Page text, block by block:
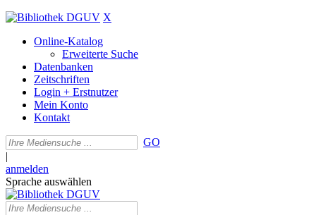
X
Online-Katalog
Erweiterte Suche
Datenbanken
Zeitschriften
Login + Erstnutzer
Mein Konto
Kontakt
GO
|
anmelden
Sprache auswählen